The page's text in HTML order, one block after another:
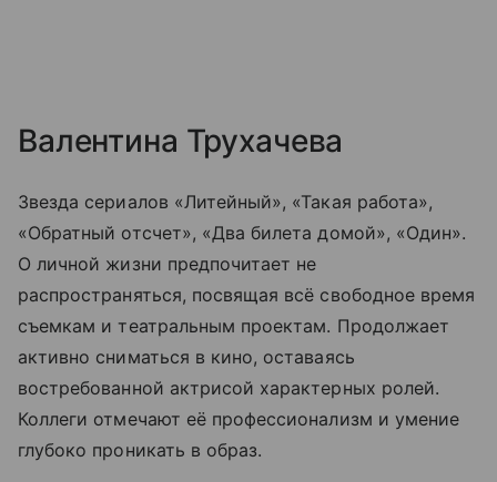
Валентина Трухачева
Звезда сериалов «Литейный», «Такая работа»,
«Обратный отсчет», «Два билета домой», «Один».
О личной жизни предпочитает не
распространяться, посвящая всё свободное время
съемкам и театральным проектам. Продолжает
активно сниматься в кино, оставаясь
востребованной актрисой характерных ролей.
Коллеги отмечают её профессионализм и умение
глубоко проникать в образ.